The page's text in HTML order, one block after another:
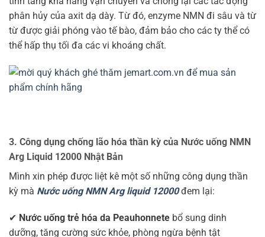
phân hủy của axit dạ dày. Từ đó, enzyme NMN đi sâu và từ
từ được giải phóng vào tế bào, đảm bảo cho các ty thể có
thể hấp thụ tối đa các vi khoáng chất.
3. Công dụng chống lão hóa thần kỳ của Nước uống NMN
Arg Liquid 12000 Nhật Bản
Mình xin phép được liệt kê một số những công dụng thần
kỳ mà Nước uống NMN Arg liquid 12000đem lại:
✔ Nước uống trẻ hóa da Peauhonnete bổ sung dinh
dưỡng, tăng cường sức khỏe, phòng ngừa bệnh tật